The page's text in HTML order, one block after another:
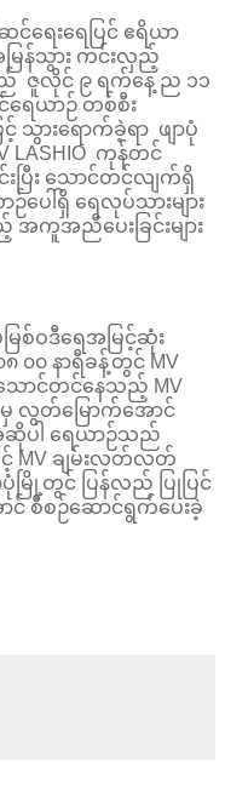
ရေးရေပြင် ဧရိယာ
ြန်သွား ကင်းလှည့်
ည် ဇူလိုင် ၉ ရက်နေ့ ည ၁၁
ရေယာဉ် တစ်စီး
သွားရောက်ခဲ့ရာ ဖျာပုံ
LASHIO ကုန်တင်
ြီး သောင်တင်လျက်ရှိ
ေါ်ရှိ ရေလုပ်သားများ
အကူအညီပေးခြင်းများ
စ်ဝဒီရေအမြင့်ဆုံး
၀၀ နာရီခန့်တွင် MV
ောင်တင်နေသည့် MV
မှ လွတ်မြောက်အောင်
ပါ ရေယာဉ်သည်
MV ချမ်းလတ်လတ်
မြို့တွင် ပြန်လည် ပြုပြင်
င် စီစဉ်ဆောင်ရွက်ပေးခဲ့